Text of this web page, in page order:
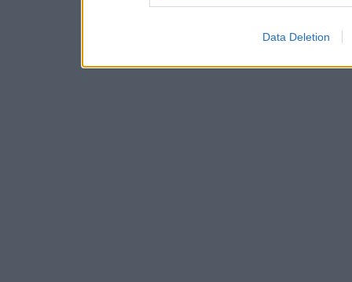
Data Deletion